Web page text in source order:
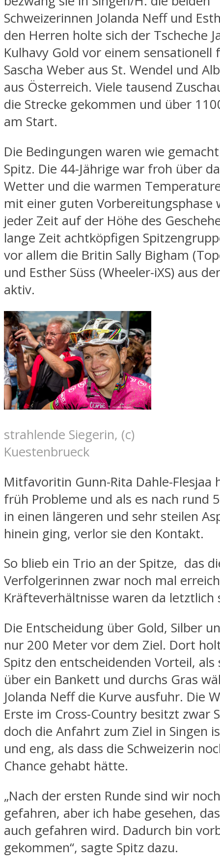
Schweizerinnen Jolanda Neff und
den Herren holte sich der Tscheche
Kulhavy Gold vor einem sensationell
Sascha Weber aus St. Wendel und
aus Österreich. Viele tausend
die Strecke gekommen und über
am Start.
Die Bedingungen waren wie
Spitz. Die 44-Jährige war froh über
Wetter und die warmen
mit einer guten Vorbereitungsphase
jeder Zeit auf der Höhe des
lange Zeit achtköpfigen
vor allem die Britin Sally Bigham
und Esther Süss (Wheeler-iXS) aus
aktiv.
strahlende Siegerin, (c)
Kuestenbrueck
Mitfavoritin Gunn-Rita Dahle-Flesjaa
früh Probleme und als es nach rund
in einen längeren und sehr steilen
hinein ging, verlor sie den Kontakt.
So blieb ein Trio an der Spitze, das
Verfolgerinnen zwar noch mal
Kräfteverhältnisse waren da letztlich
Die Entscheidung über Gold, Silber
nur 200 Meter vor dem Ziel. Dort
Spitz den entscheidenden Vorteil, als
über ein Bankett und durchs Gras
Jolanda Neff die Kurve ausfuhr. Die
Erste im Cross-Country besitzt zwar
doch die Anfahrt zum Ziel in Singen
und eng, als dass die Schweizerin
Chance gehabt hätte.
„Nach der ersten Runde sind wir
gefahren, aber ich habe gesehen,
auch gefahren wird. Dadurch bin
gekommen“, sagte Spitz dazu.